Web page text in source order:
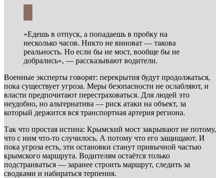
«Едешь в отпуск, а попадаешь в пробку на
несколько часов. Никто не виноват — такова
реальность. Но если бы не мост, вообще бы не
добрались», — рассказывают водители.
Военные эксперты говорят: перекрытия будут продолжаться,
пока существует угроза. Меры безопасности не ослабляют, и
власти предпочитают перестраховаться. Для людей это
неудобно, но альтернатива — риск атаки на объект, за
который держится вся транспортная артерия региона.
Так что простая истина: Крымский мост закрывают не потому,
что с ним что-то случилось. А потому что его защищают. И
пока угроза есть, эти остановки станут привычной частью
крымского маршрута. Водителям остаётся только
подстраиваться — заранее строить маршрут, следить за
сводками и набираться терпения.